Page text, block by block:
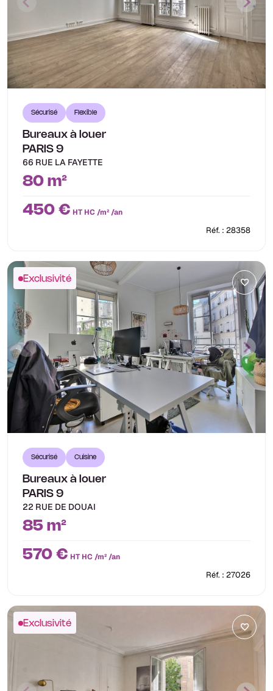
Sécurisé Flexible
Bureaux à louer
PARIS 9
66 RUE LA FAYETTE
80 m²
450 € HT HC /m² /an
Réf. : 28358
Exclusivité
Sécurisé Cuisine
Bureaux à louer
PARIS 9
22 RUE DE DOUAI
85 m²
570 € HT HC /m² /an
Réf. : 27026
Exclusivité